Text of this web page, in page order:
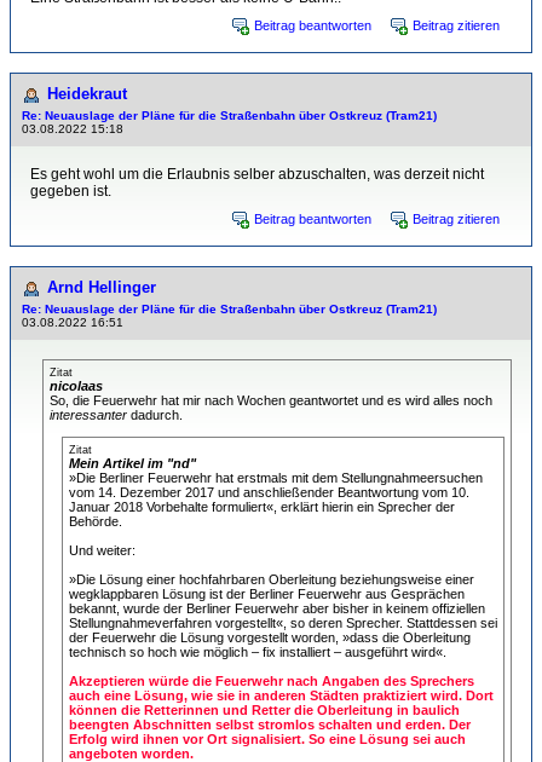
Beitrag beantworten Beitrag zitieren
Heidekraut
Re: Neuauslage der Pläne für die Straßenbahn über Ostkreuz (Tram21)
03.08.2022 15:18
Es geht wohl um die Erlaubnis selber abzuschalten, was derzeit nicht
gegeben ist.
Beitrag beantworten Beitrag zitieren
Arnd Hellinger
Re: Neuauslage der Pläne für die Straßenbahn über Ostkreuz (Tram21)
03.08.2022 16:51
Zitat
nicolaas
So, die Feuerwehr hat mir nach Wochen geantwortet und es wird alles noch
interessanter dadurch.
Zitat
Mein Artikel im "nd"
»Die Berliner Feuerwehr hat erstmals mit dem Stellungnahmeersuchen
vom 14. Dezember 2017 und anschließender Beantwortung vom 10.
Januar 2018 Vorbehalte formuliert«, erklärt hierin ein Sprecher der
Behörde.
Und weiter:
»Die Lösung einer hochfahrbaren Oberleitung beziehungsweise einer
wegklappbaren Lösung ist der Berliner Feuerwehr aus Gesprächen
bekannt, wurde der Berliner Feuerwehr aber bisher in keinem offiziellen
Stellungnahmeverfahren vorgestellt«, so deren Sprecher. Stattdessen sei
der Feuerwehr die Lösung vorgestellt worden, »dass die Oberleitung
technisch so hoch wie möglich – fix installiert – ausgeführt wird«.
Akzeptieren würde die Feuerwehr nach Angaben des Sprechers
auch eine Lösung, wie sie in anderen Städten praktiziert wird. Dort
können die Retterinnen und Retter die Oberleitung in baulich
beengten Abschnitten selbst stromlos schalten und erden. Der
Erfolg wird ihnen vor Ort signalisiert. So eine Lösung sei auch
angeboten worden.